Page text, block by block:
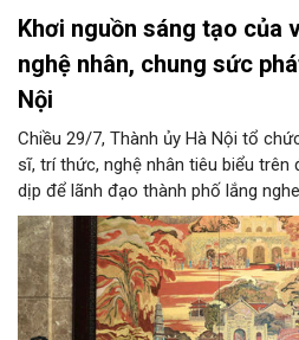
Khơi nguồn sáng tạo của
nghệ nhân, chung sức
Nội
Chiều 29/7, Thành ủy Hà Nội tổ
sĩ, trí thức, nghệ nhân tiêu biểu trên
dịp để lãnh đạo thành phố lắng
triển khoa học công nghệ, đổi mới
hóa và phát huy nguồn lực con
mới cho sự phát triển nhanh, bền